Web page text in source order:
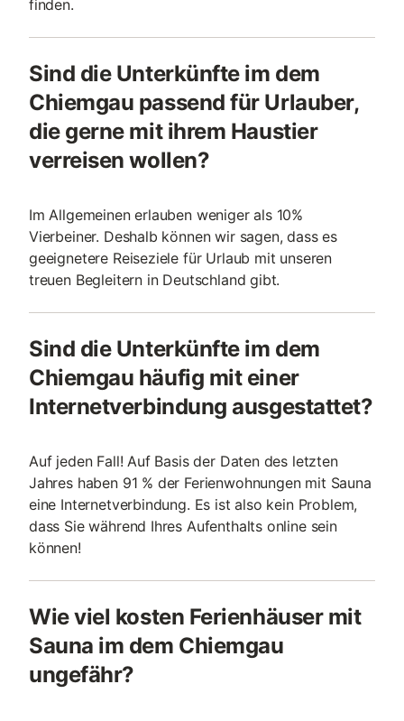
finden.
Sind die Unterkünfte im dem
Chiemgau passend für Urlauber,
die gerne mit ihrem Haustier
verreisen wollen?
Im Allgemeinen erlauben weniger als 10%
Vierbeiner. Deshalb können wir sagen, dass es
geeignetere Reiseziele für Urlaub mit unseren
treuen Begleitern in Deutschland gibt.
Sind die Unterkünfte im dem
Chiemgau häufig mit einer
Internetverbindung ausgestattet?
Auf jeden Fall! Auf Basis der Daten des letzten
Jahres haben 91 % der Ferienwohnungen mit Sauna
eine Internetverbindung. Es ist also kein Problem,
dass Sie während Ihres Aufenthalts online sein
können!
Wie viel kosten Ferienhäuser mit
Sauna im dem Chiemgau
ungefähr?